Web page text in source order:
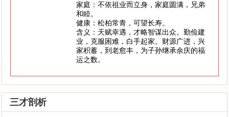
家庭：不依祖业而立身，家庭圆满，兄弟
和睦。
健康：松柏常青，可望长寿。
含义：天赋幸遇，才略智谋出众。勤俭建
业，克服困难，白手起家。财源广进，兴
家积蓄，到老愈丰，为子孙继承余庆的福
运之数。
三才剖析